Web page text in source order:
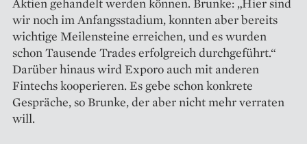
wir noch im Anfangsstadium, konnten aber bereits
wichtige Meilensteine erreichen, und es wurden
schon Tausende Trades erfolgreich durchgeführt.“
Darüber hinaus wird Exporo auch mit anderen
Fintechs koope­rieren. Es gebe schon konkrete
Gespräche, so Brunke, der aber nicht mehr verraten
will.